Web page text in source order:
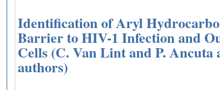
Identification of Aryl
Barrier to HIV-1 Infection and
Cells (C. Van Lint and P. Ancuta
authors)